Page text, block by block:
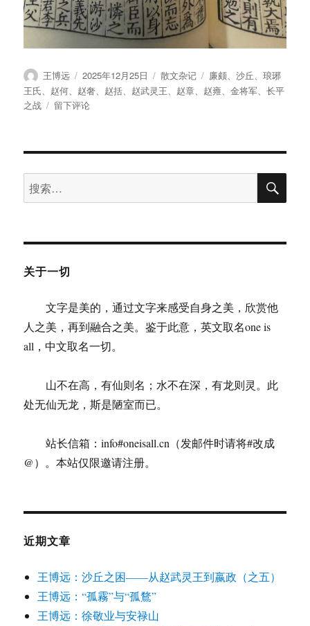
作
者
王博远
发
布
于
2025年12月25日
分
类
散文杂记
标
签
廉颇、沙丘、琅琊
王氏、 赵何、 赵奢、 赵括、 赵武灵王、 赵章、 赵雍、金将军、长平
之战
于
远：
丘
之
困
武
灵
到
嬴
政
（之
留下评论
搜
索：
搜
关于一切
文字是美的，通过文字来感受自身之美，欣赏他
人之美，再到融合之美。鉴于此意，英文取名one is
all，中文取名一切。
山不在高，有仙则名；水不在深，有龙则灵。此
处无仙无龙，斯是陋室而已。
站长信箱：info#oneisall.cn（发邮件时请将#改成
@）。本站仅限邀请注册。
近期文章
王博远：沙丘之困——从赵武灵王到嬴政（之五）
王博远：“孤霧”与“孤鶩”
王博远：徐敬业与安禄山